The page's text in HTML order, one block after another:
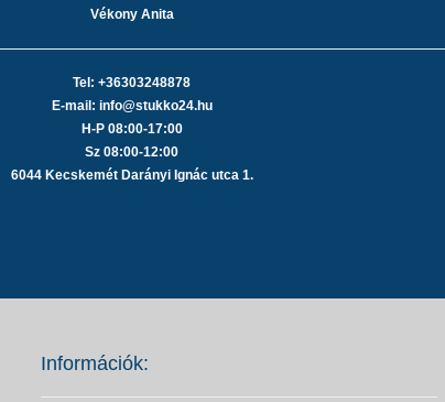
Vékony Anita
Tel: +36303248878
E-mail: info@stukko24.hu
H-P 08:00-17:00
Sz 08:00-12:00
6044 Kecskemét Darányi Ignác utca 1.
Információk: